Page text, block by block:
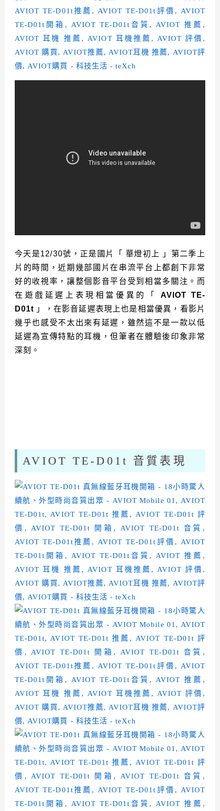
今天是12/30號，正是國片「 華燈初上 」第二季上
片的時間，近期幾部國片在串流平台上都創下非常
好的收視率，讓整個影音平台受到相當多關注。而
在遊戲延遲上表現相當優異的「
AVIOT TE-
D01t 」，在影音延遲表現上也是相當優異，看影片
幾乎也感受不太出來有延遲，雖然這不是一款以低
延遲為宣傳特點的耳機，但筆者在體驗後印象非常
深刻。
AVIOT TE-D01t 音質表現